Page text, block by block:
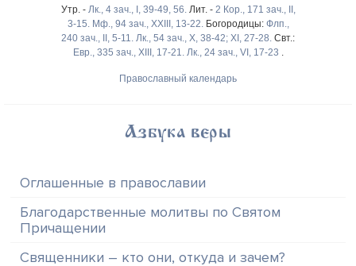
Утр. - Лк., 4 зач., I, 39-49, 56.Лит. - 2 Кор., 171 зач., II,
3-15. Мф., 94 зач., XXIII, 13-22.Богородицы: Флп.,
240 зач., II, 5-11. Лк., 54 зач., X, 38-42; XI, 27-28. Свт.:
Евр., 335 зач., XIII, 17-21. Лк., 24 зач., VI, 17-23 .
Православный календарь
Азбука веры
Оглашенные в православии
Благодарственные молитвы по Святом
Причащении
Священники – кто они, откуда и зачем?